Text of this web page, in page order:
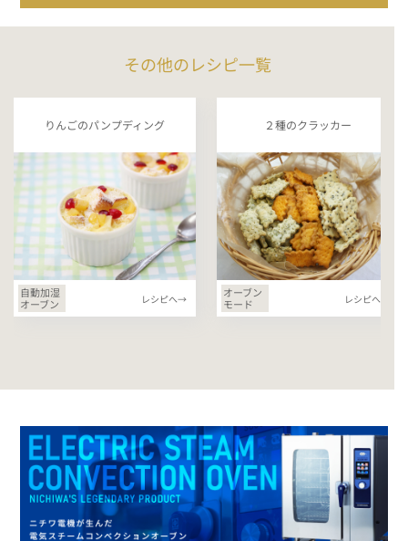
その他のレシピ一覧
りんごのパンプディング
自動加湿
オーブン
レシピへ→
２種のクラッカー
オーブン
モード
レシピへ→